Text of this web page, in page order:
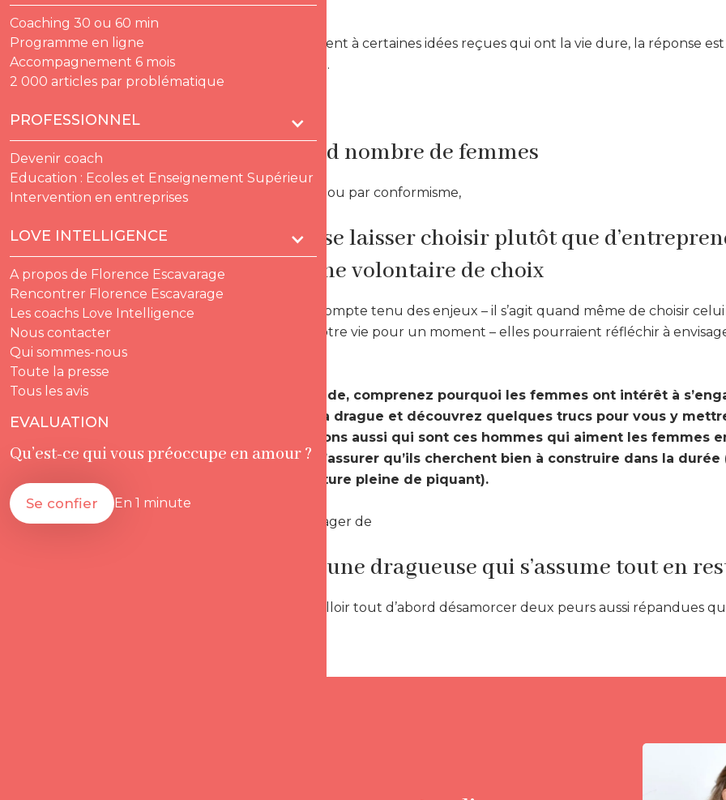
Coaching 30 ou 60 min
Programme en ligne
Accompagnement 6 mois
2 000 articles par problématique
PROFESSIONNEL
Devenir coach
Education : Ecoles et Enseignement Supérieur
Intervention en entreprises
LOVE INTELLIGENCE
A propos de Florence Escavarage
Rencontrer Florence Escavarage
Les coachs Love Intelligence
Nous contacter
Qui sommes-nous
Toute la presse
Tous les avis
EVALUATION
Qu’est-ce qui vous préoccupe en amour ?
Se confier En 1 minute
- Contrairement à certaines idées reçues qui ont la vie dure, la réponse
« oui, mais… ».
Un grand nombre de femmes
, par confort ou par conformisme,
préfère se laisser choisir plutôt que
démarche volontaire de choix
. Pourtant, compte tenu des enjeux – il s’agit quand même de choisir
peut-être votre vie pour un moment – elles pourraient réfléchir à
Dans ce guide, comprenez pourquoi les femmes ont intérêt à
terrain de la drague et découvrez quelques trucs pour vous y
_ Nous verrons aussi qui sont ces hommes qui aiment les femmes
comment s’assurer qu’ils cherchent bien à construire dans la
d’une aventure pleine de piquant).
- Pour envisager de
devenir une dragueuse qui s’assume tout en
, il va nous falloir tout d’abord désamorcer deux peurs aussi répandues